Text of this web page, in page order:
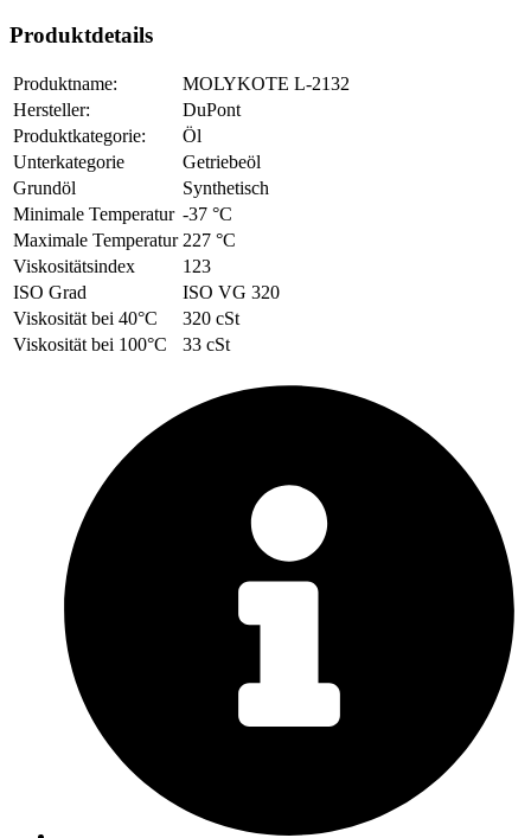
Produktdetails
Produktname:
MOLYKOTE L-2132
Hersteller:
DuPont
Produktkategorie:
Öl
Unterkategorie
Getriebeöl
Grundöl
Synthetisch
Minimale Temperatur -37 °C
Maximale Temperatur 227 °C
Viskositätsindex
123
ISO Grad
ISO VG 320
Viskosität bei 40°C
320 cSt
Viskosität bei 100°C
33 cSt